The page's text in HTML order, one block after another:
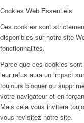
Cookies Web Essentiels
Ces cookies sont
disponibles sur notre site
fonctionnalités.
Parce que ces cookies
leur refus aura un impact
toujours bloquer ou
votre navigateur et en
Mais cela vous invitera
vous revisitez notre site.